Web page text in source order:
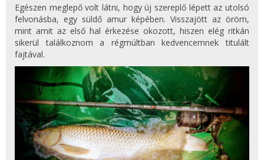
Egészen meglepő volt látni, hogy új szereplő lépett az utolsó
felvonásba, egy süldő amur képében. Visszajött az öröm,
mint amit az első hal érkezése okozott, hiszen elég ritkán
sikerül találkoznom a régmúltban kedvencemnek titulált
fajtával.